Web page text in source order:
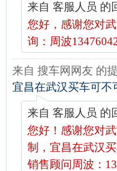
来自 客服人员 的
您好，感谢您对
询：周波
来自 搜车网网友 的
宜昌在武汉买车可不
来自 客服人员 的
您好！感谢您对
制，宜昌在武汉
销售顾问周波：